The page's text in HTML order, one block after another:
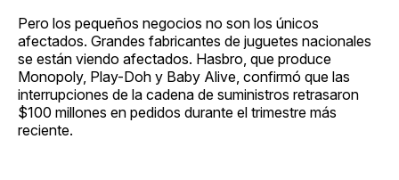
Pero los pequeños negocios no son los únicos
afectados. Grandes fabricantes de juguetes nacionales
se están viendo afectados. Hasbro, que produce
Monopoly, Play-Doh y Baby Alive, confirmó que las
interrupciones de la cadena de suministros retrasaron
$100 millones en pedidos durante el trimestre más
reciente.